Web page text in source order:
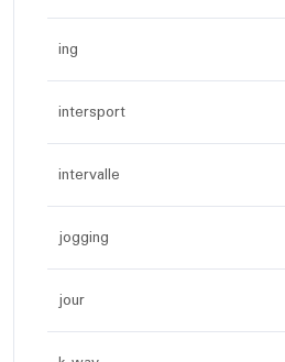
ing
intersport
intervalle
jogging
jour